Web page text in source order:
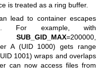
is treated as a ring buffer.
lead to container escapes
For example, with
SUB_GID_MAX=200000,
A (UID 1000) gets range
1001) wraps and overlaps
can now access files from